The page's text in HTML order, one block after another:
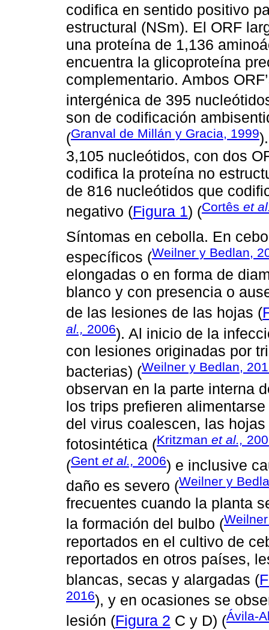
codifica en sentido positivo
estructural (NSm). El ORF
una proteína de 1,136
encuentra la glicoproteína
complementario. Ambos
intergénica de 395
son de codificación
(Granval de Millán y Gracia, 1999
3,105 nucleótidos, con dos
codifica la proteína no
de 816 nucleótidos que
negativo (Figura 1) (Cortês et
Síntomas en cebolla. En
específicos (Weilner y Bedlan,
elongadas o en forma de
blanco y con presencia o
de las lesiones de las hojas (
al., 2006). Al inicio de la
con lesiones originadas por
bacterias) (Weilner y Bedlan,
observan en la parte interna
los trips prefieren alimentarse
del virus coalescen, las
fotosintética (Kritzman et al.,
(Gent et al., 2006) e inclusive
daño es severo (Weilner y
frecuentes cuando la planta
la formación del bulbo (
reportados en el cultivo de
reportados en otros países,
blancas, secas y alargadas (
2016), y en ocasiones se
lesión (Figura 2 C y D) (Ávila-